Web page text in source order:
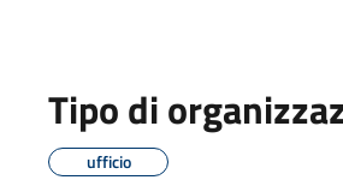
Tipo di
ufficio